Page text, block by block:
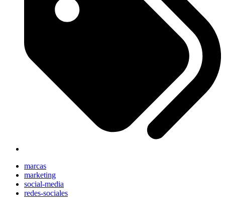
marcas
marketing
social-media
redes-sociales